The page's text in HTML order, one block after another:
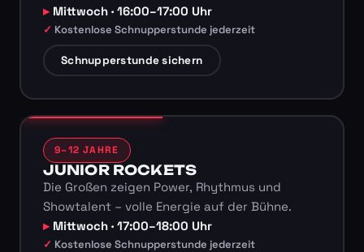
Mittwoch · 16:00–17:00 Uhr
Kostenlose Schnupperstunde jederzeit
Schnupperstunde sichern
9–12 JAHRE
JUNIOR ROCKETS
Die Großen zeigen Power, Rhythmus und
Showtalent – volle Energie auf der Bühne.
Mittwoch · 17:00–18:00 Uhr
Kostenlose Schnupperstunde jederzeit